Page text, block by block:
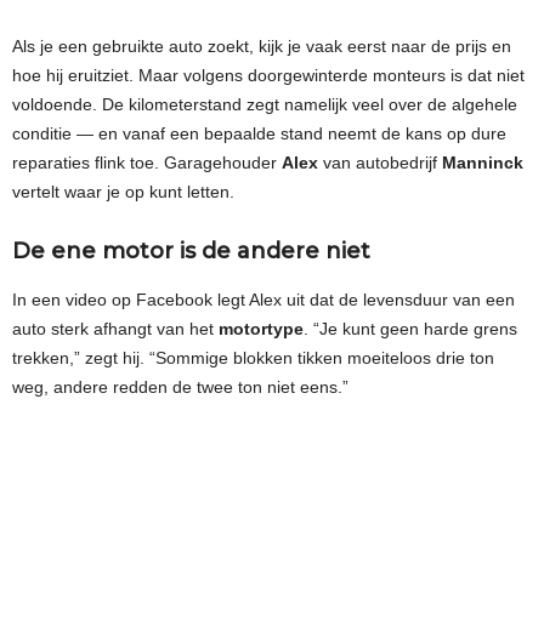
Als je een gebruikte auto zoekt, kijk je vaak eerst naar de prijs en
hoe hij eruitziet. Maar volgens doorgewinterde monteurs is dat niet
voldoende. De kilometerstand zegt namelijk veel over de algehele
conditie — en vanaf een bepaalde stand neemt de kans op dure
reparaties flink toe. Garagehouder Alex van autobedrijf Manninck
vertelt waar je op kunt letten.
De ene motor is de andere niet
In een video op Facebook legt Alex uit dat de levensduur van een
auto sterk afhangt van het motortype . “Je kunt geen harde grens
trekken,” zegt hij. “Sommige blokken tikken moeiteloos drie ton
weg, andere redden de twee ton niet eens.”